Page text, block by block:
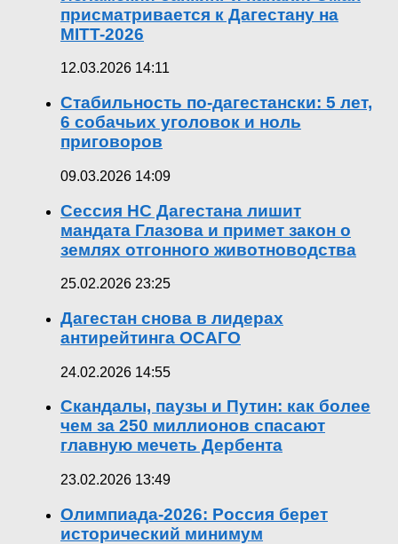
присматривается к Дагестану на
MITT-2026
12.03.2026 14:11
Стабильность по-дагестански: 5 лет,
6 собачьих уголовок и ноль
приговоров
09.03.2026 14:09
Сессия НС Дагестана лишит
мандата Глазова и примет закон о
землях отгонного животноводства
25.02.2026 23:25
Дагестан снова в лидерах
антирейтинга ОСАГО
24.02.2026 14:55
Скандалы, паузы и Путин: как более
чем за 250 миллионов спасают
главную мечеть Дербента
23.02.2026 13:49
Олимпиада-2026: Россия берет
исторический минимум